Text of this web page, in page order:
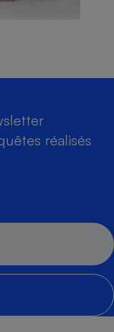
réalisés